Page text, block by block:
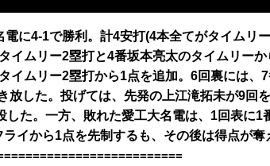
電に4-1で勝利。計4安打(4本全てがタイムリ
イムリー2塁打と4番坂本亮太のタイムリー
イムリー2塁打から1点を追加。6回裏には、
放した。投げては、先発の上江滝拓未が9回
した。一方、敗れた愛工大名電は、1回表に
イから1点を先制するも、その後は得点が奪